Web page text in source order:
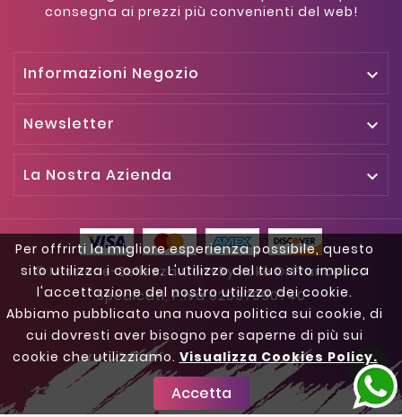
Per offrirti la migliore esperienza possibile, questo
sito utilizza i cookie. L'utilizzo del tuo sito implica
l'accettazione del nostro utilizzo dei cookie.
Abbiamo pubblicato una nuova politica sui cookie, di
cui dovresti aver bisogno per saperne di più sui
cookie che utilizziamo. Visualizza Cookies Policy.
Accetta
consegna ai prezzi più convenienti del web!
Informazioni Negozio 
Newsletter 
La Nostra Azienda 

© Missione-Bellezza.com By Kokè Di Francesco
Spedicati, P.iva 02037990740